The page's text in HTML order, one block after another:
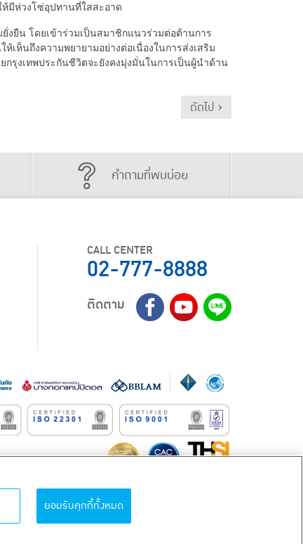
ห้มีห่วงโซ่อุปทานที่ใสสะอาด
งยืน โดยเข้าร่วมเป็นสมาชิกแนวร่วมต่อต้านการ
เห็นถึงความพยายามอย่างต่อเนื่องในการส่งเสริม
รุงเทพประกันชีวิตจะยังคงมุ่งมั่นในการเป็นผู้นำด้าน
ถัดไป ›
คำถามที่พบบ่อย
CALL CENTER
02-777-8888
ติดตาม
ยอมรับคุกกี้ทั้งหมด